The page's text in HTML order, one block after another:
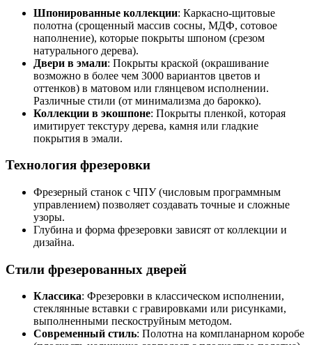
Шпонированные коллекции: Каркасно-щитовые
полотна (срощенный массив сосны, МДФ, сотовое
наполнение), которые покрыты шпоном (срезом
натурального дерева).
Двери в эмали: Покрыты краской (окрашивание
возможно в более чем 3000 вариантов цветов и
оттенков) в матовом или глянцевом исполнении.
Различные стили (от минимализма до барокко).
Коллекции в экошпоне: Покрыты пленкой, которая
имитирует текстуру дерева, камня или гладкие
покрытия в эмали.
Технология фрезеровки
Фрезерный станок с ЧПУ (числовым программным
управлением) позволяет создавать точные и сложные
узоры.
Глубина и форма фрезеровки зависят от коллекции и
дизайна.
Стили фрезерованных дверей
Классика: Фрезеровки в классическом исполнении,
стеклянные вставки с гравировками или рисунками,
выполненными пескоструйным методом.
Современный стиль: Полотна на компланарном коробе